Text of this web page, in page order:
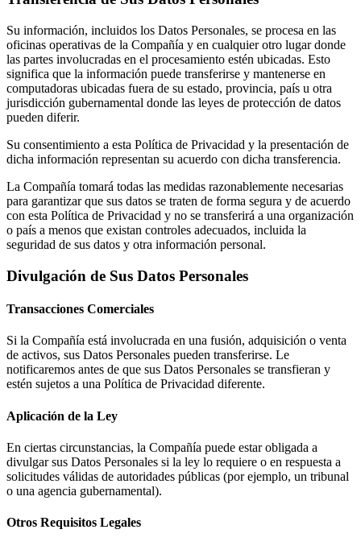
Su información, incluidos los Datos Personales, se procesa en las
oficinas operativas de la Compañía y en cualquier otro lugar donde
las partes involucradas en el procesamiento estén ubicadas. Esto
significa que la información puede transferirse y mantenerse en
computadoras ubicadas fuera de su estado, provincia, país u otra
jurisdicción gubernamental donde las leyes de protección de datos
pueden diferir.
Su consentimiento a esta Política de Privacidad y la presentación de
dicha información representan su acuerdo con dicha transferencia.
La Compañía tomará todas las medidas razonablemente necesarias
para garantizar que sus datos se traten de forma segura y de acuerdo
con esta Política de Privacidad y no se transferirá a una organización
o país a menos que existan controles adecuados, incluida la
seguridad de sus datos y otra información personal.
Divulgación de Sus Datos Personales
Transacciones Comerciales
Si la Compañía está involucrada en una fusión, adquisición o venta
de activos, sus Datos Personales pueden transferirse. Le
notificaremos antes de que sus Datos Personales se transfieran y
estén sujetos a una Política de Privacidad diferente.
Aplicación de la Ley
En ciertas circunstancias, la Compañía puede estar obligada a
divulgar sus Datos Personales si la ley lo requiere o en respuesta a
solicitudes válidas de autoridades públicas (por ejemplo, un tribunal
o una agencia gubernamental).
Otros Requisitos Legales